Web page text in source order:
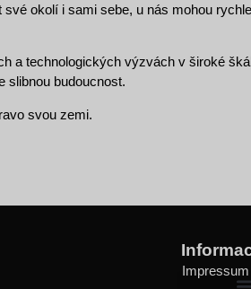
okolí i sami sebe, u nás mohou
a technologických výzvách v široké
slibnou budoucnost.
svou zemi.
Impressum